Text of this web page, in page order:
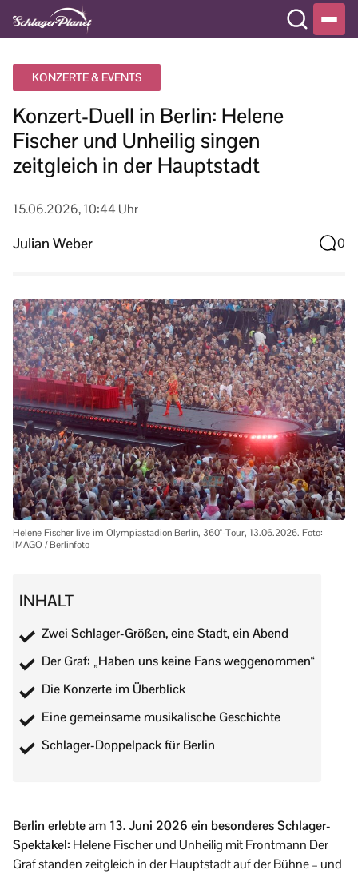
KONZERTE & EVENTS
Konzert-Duell in Berlin: Helene
Fischer und Unheilig singen
zeitgleich in der Hauptstadt
15.06.2026, 10:44 Uhr
Julian Weber 0
Helene Fischer live im Olympiastadion Berlin, 360°-Tour, 13.06.2026. Foto:
IMAGO / Berlinfoto
INHALT
Zwei Schlager-Größen, eine Stadt, ein Abend
Der Graf: „Haben uns keine Fans weggenommen“
Die Konzerte im Überblick
Eine gemeinsame musikalische Geschichte
Schlager-Doppelpack für Berlin
Berlin erlebte am 13. Juni 2026 ein besonderes Schlager-
Spektakel: Helene Fischer und Unheilig mit Frontmann Der
Graf standen zeitgleich in der Hauptstadt auf der Bühne – und